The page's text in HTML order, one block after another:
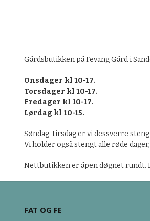
Gårdsbutikken på Fevang Gård i
Onsdager kl 10-17.
Torsdager kl 10-17.
Fredager kl 10-17.
Lørdag kl 10-15.
Søndag-tirsdag er vi dessverre
Vi holder også stengt alle røde
Nettbutikken er åpen døgnet rundt.
FAT OG FE